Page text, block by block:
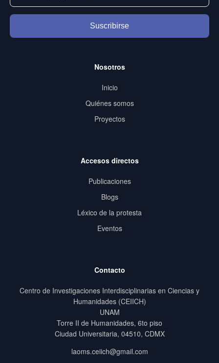
Suscribirse
Nosotros
Inicio
Quiénes somos
Proyectos
Accesos directos
Publicaciones
Blogs
Léxico de la protesta
Eventos
Contacto
Centro de Investigaciones Interdisciplinarias en Ciencias y
Humanidades (CEIICH)
UNAM
Torre II de Humanidades, 6to piso
Ciudad Universitaria, 04510, CDMX
laoms.ceiich@gmail.com